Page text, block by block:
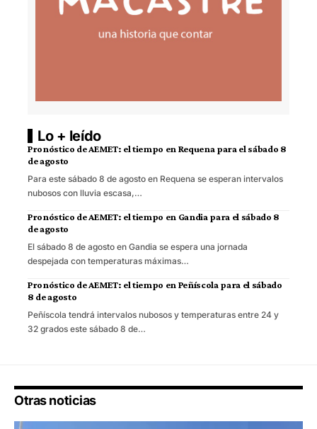
Lo + leído
Pronóstico de AEMET: el tiempo en Requena para el sábado 8
de agosto
Para este sábado 8 de agosto en Requena se esperan intervalos
nubosos con lluvia escasa,…
Pronóstico de AEMET: el tiempo en Gandia para el sábado 8
de agosto
El sábado 8 de agosto en Gandia se espera una jornada
despejada con temperaturas máximas…
Pronóstico de AEMET: el tiempo en Peñíscola para el sábado
8 de agosto
Peñíscola tendrá intervalos nubosos y temperaturas entre 24 y
32 grados este sábado 8 de…
Otras noticias